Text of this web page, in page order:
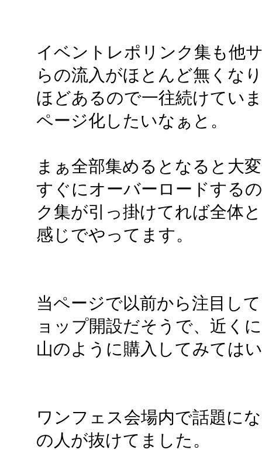
イベントレポリンク集も他
らの流入がほとんど無くな
ほどあるので一往続けてい
ページ化したいなぁと。
まぁ全部集めるとなると大
すぐにオーバーロードする
ク集が引っ掛けてれば全体
感じでやってます。
当ページで以前から注目し
ョップ開設だそうで、近く
山のように購入してみては
ワンフェス会場内で話題に
の人が抜けてました。